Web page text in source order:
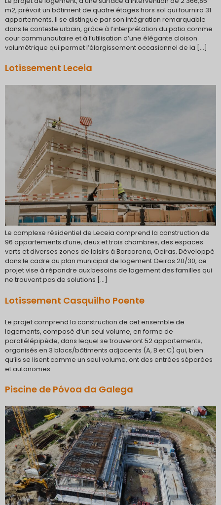
m2, prévoit un bâtiment de quatre étages hors sol qui fournira 31
appartements. Il se distingue par son intégration remarquable
dans le contexte urbain, grâce à l’interprétation du patio comme
cour communautaire et à l’utilisation d’une élégante cloison
volumétrique qui permet l’élargissement occasionnel de la […]
Lotissement Leceia
Le complexe résidentiel de Leceia comprend la construction de
96 appartements d’une, deux et trois chambres, des espaces
verts et diverses zones de loisirs à Barcarena, Oeiras. Développé
dans le cadre du plan municipal de logement Oeiras 20/30, ce
projet vise à répondre aux besoins de logement des familles qui
ne trouvent pas de solutions […]
Lotissement Casquilho Poente
Le projet comprend la construction de cet ensemble de
logements, composé d’un seul volume, en forme de
parallélépipède, dans lequel se trouveront 52 appartements,
organisés en 3 blocs/bâtiments adjacents (A, B et C) qui, bien
qu’ils se lisent comme un seul volume, ont des entrées séparées
et autonomes.
Piscine de Póvoa da Galega